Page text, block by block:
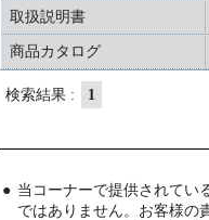
取扱説明書
商品カタログ
検索結果 : 1
● 当コーナーで提供されてい
ではありません。お客様の